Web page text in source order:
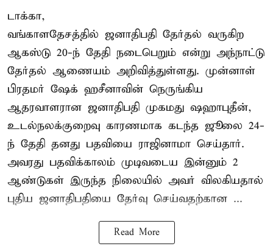
டாக்கா,
வங்காளதேசத்தில் ஜனாதிபதி தேர்தல் வருகிற
ஆகஸ்டு 20-ந் தேதி நடைபெறும் என்று அந்நாட்டு
தேர்தல் ஆணையம் அறிவித்துள்ளது. முன்னாள்
பிரதமர் ஷேக் ஹசீனாவின் நெருங்கிய
ஆதரவாளரான ஜனாதிபதி முகமது ஷஹாபுதீன்,
உடல்நலக்குறைவு காரணமாக கடந்த ஜூலை 24-
ந் தேதி தனது பதவியை ராஜினாமா செய்தார்.
அவரது பதவிக்காலம் முடிவடைய இன்னும் 2
ஆண்டுகள் இருந்த நிலையில் அவர் விலகியதால்
புதிய ஜனாதிபதியை தேர்வு செய்வதற்கான ...
Read More